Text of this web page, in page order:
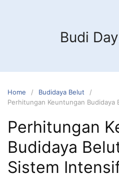
Budi
Home
Budidaya Belut
Perhitungan Keuntungan
Perhitungan
Budidaya
Sistem